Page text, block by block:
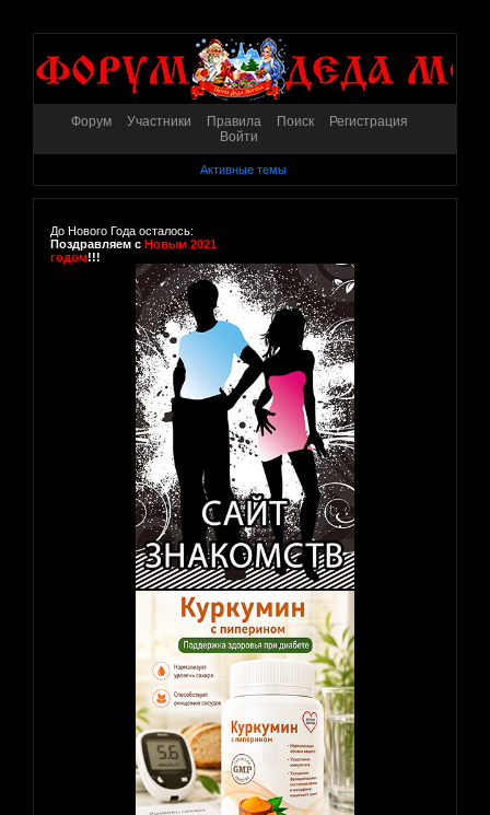
Форум Участники Правила Поиск
Регистрация
Войти
Активные темы
До Нового Года осталось:
Поздравляем с Новым 2021
годом!!!